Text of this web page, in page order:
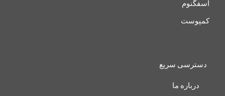
اسفگنوم
کمپوست
دسترسی سریع
درباره ما